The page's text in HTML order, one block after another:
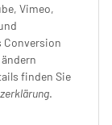
Vimeo,
Conversion
finden Sie
.